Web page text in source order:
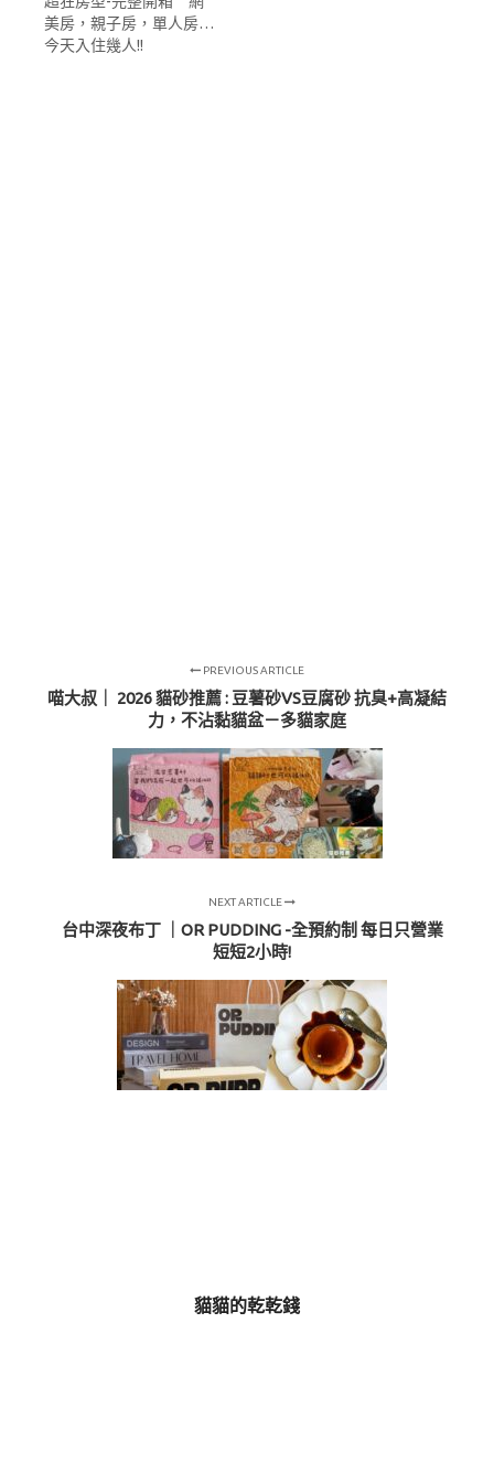
美房，親子房，單人房…
今天入住幾人!!
PREVIOUS ARTICLE
喵大叔｜ 2026 貓砂推薦 : 豆薯砂VS豆腐砂 抗臭+高凝結
力，不沾黏貓盆－多貓家庭
NEXT ARTICLE
台中深夜布丁 ｜OR PUDDING -全預約制 每日只營業
短短2小時!
貓貓的乾乾錢